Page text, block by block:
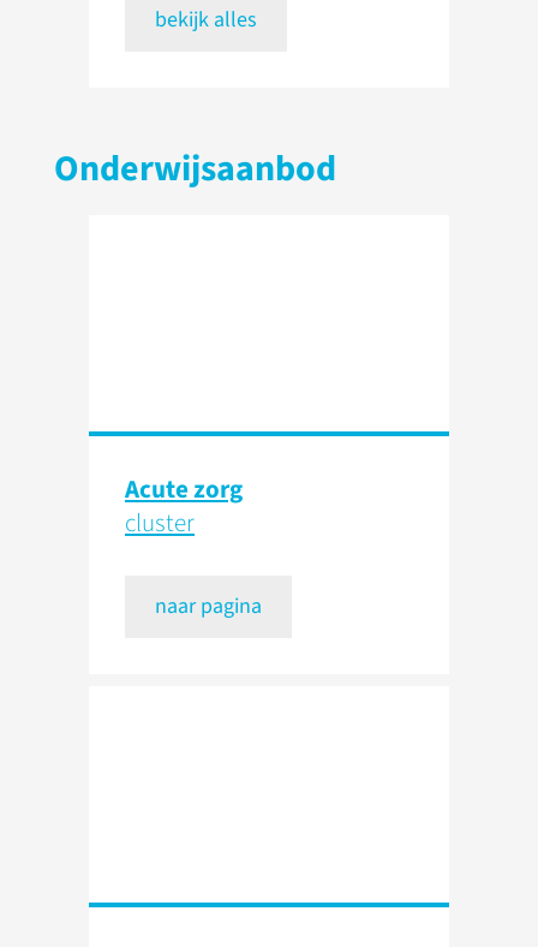
bekijk alles
Onderwijsaanbod
Acute zorg
cluster
naar pagina